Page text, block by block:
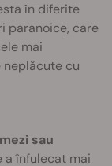
în diferite
paranoice, care
mai
cu
sau
a înfulecat mai